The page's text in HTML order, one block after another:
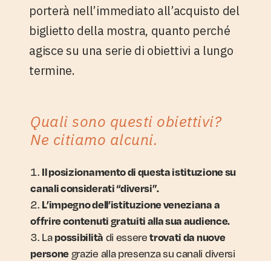
porterà nell’immediato all’acquisto del
biglietto della mostra, quanto perché
agisce su una serie di obiettivi a lungo
termine.
Quali sono questi obiettivi?
Ne citiamo alcuni.
Il posizionamento di questa istituzione su
canali considerati “diversi”.
L’impegno dell’istituzione veneziana a
offrire contenuti gratuiti alla sua audience.
Lapossibilità di esseretrovati da nuove
personegrazie alla presenza su canali diversi